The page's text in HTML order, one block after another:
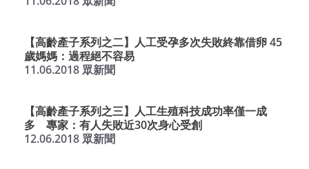
【高齡產子系列之二】人工受孕多次失敗終靠借卵 45
歲媽媽：過程絕不容易
11.06.2018 眾新聞
【高齡產子系列之三】人工生殖科技成功率僅一成
多 專家：有人失敗近30次身心受創
12.06.2018 眾新聞